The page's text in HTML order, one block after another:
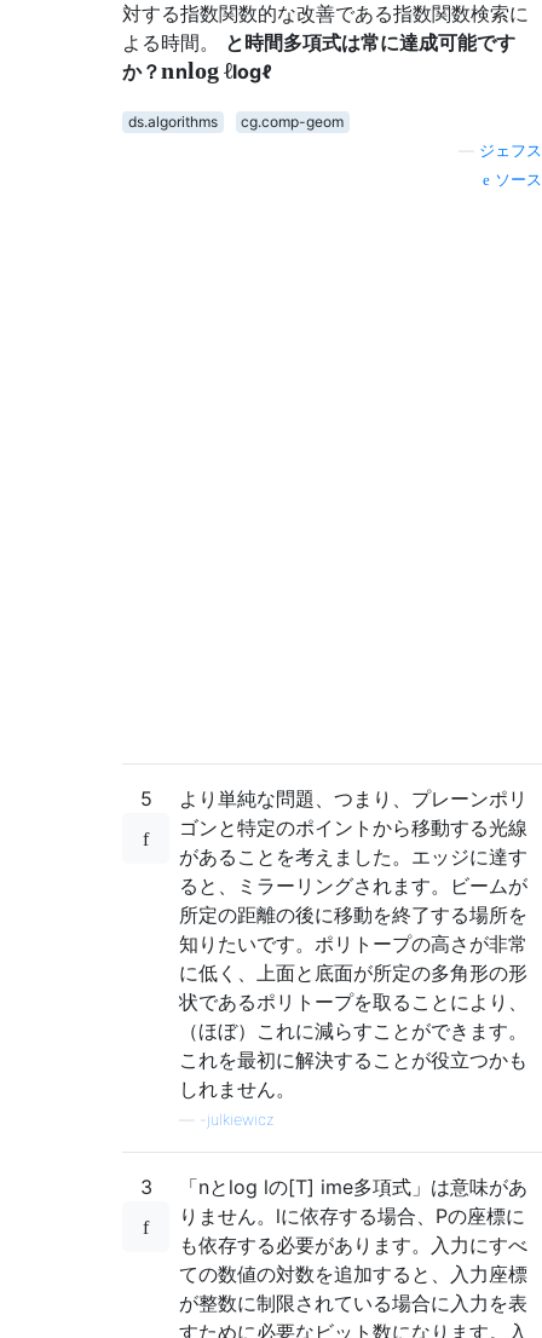
対する指数関数的な改善である指数関数検索に
よる時間。 と時間多項式は常に達成可能です
か？nnlogℓlogℓ
ds.algorithms
cg.comp-geom
ジェフス
ソース
5
より単純な問題、つまり、プレーンポリ
ゴンと特定のポイントから移動する光線
があることを考えました。エッジに達す
ると、ミラーリングされます。ビームが
所定の距離の後に移動を終了する場所を
知りたいです。ポリトープの高さが非常
に低く、上面と底面が所定の多角形の形
状であるポリトープを取ることにより、
（ほぼ）これに減らすことができます。
これを最初に解決することが役立つかも
しれません。
-julkiewicz
3
「nとlog lの[T] ime多項式」は意味があ
りません。lに依存する場合、Pの座標に
も依存する必要があります。入力にすべ
ての数値の対数を追加すると、入力座標
が整数に制限されている場合に入力を表
すために必要なビット数になります。入